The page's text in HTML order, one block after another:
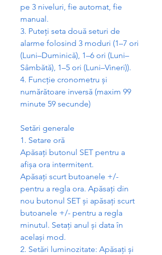
pe 3 niveluri, fie automat, fie
manual.
3. Puteți seta două seturi de
alarme folosind 3 moduri (1–7 ori
(Luni–Duminică), 1–6 ori (Luni–
Sâmbătă), 1–5 ori (Luni–Vineri)).
4. Funcție cronometru și
numărătoare inversă (maxim 99
minute 59 secunde)
Setări generale
1. Setare oră
Apăsați butonul SET pentru a
afișa ora intermitent.
Apăsați scurt butoanele +/-
pentru a regla ora. Apăsați din
nou butonul SET și apăsați scurt
butoanele +/- pentru a regla
minutul. Setați anul și data în
același mod.
2. Setări luminozitate: Apăsați și